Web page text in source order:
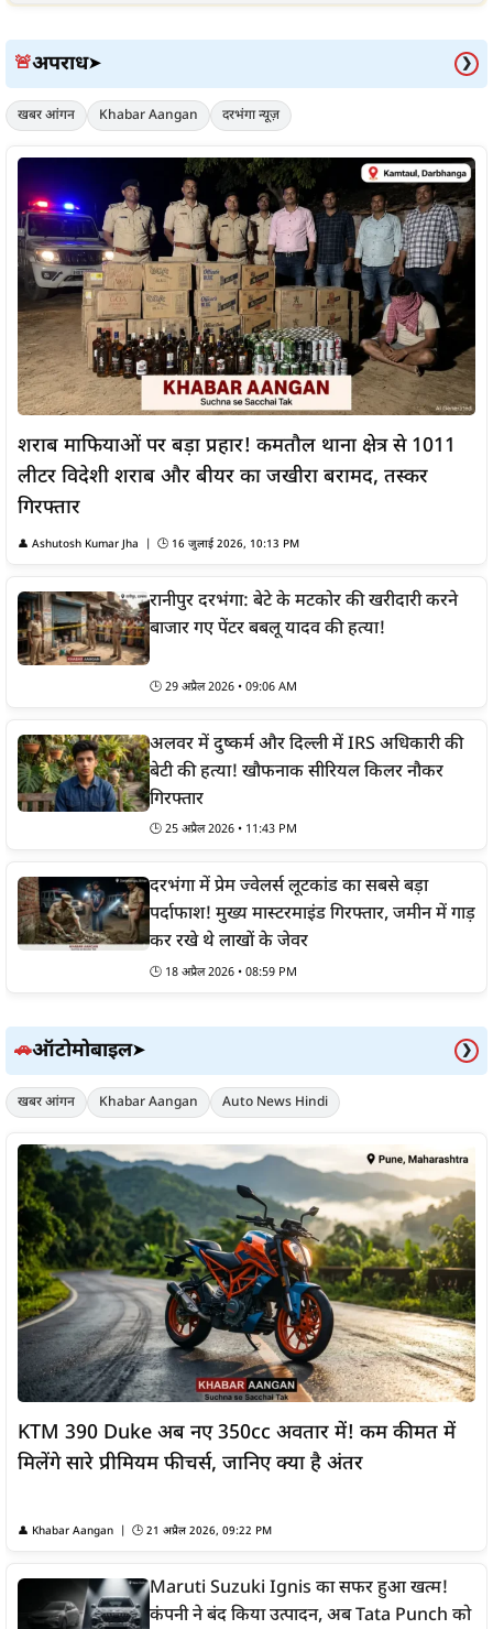
🚨अपराध➤ ❯
खबर आंगन Khabar Aangan दरभंगा न्यूज़
शराब माफियाओं पर बड़ा प्रहार! कमतौल थाना क्षेत्र से 1011
लीटर विदेशी शराब और बीयर का जखीरा बरामद, तस्कर
गिरफ्तार
👤 Ashutosh Kumar Jha | 🕒 16 जुलाई 2026, 10:13 PM
रानीपुर दरभंगा: बेटे के मटकोर की खरीदारी करने
बाजार गए पेंटर बबलू यादव की हत्या!
🕒 29 अप्रैल 2026 • 09:06 AM
अलवर में दुष्कर्म और दिल्ली में IRS अधिकारी की
बेटी की हत्या! खौफनाक सीरियल किलर नौकर
गिरफ्तार
🕒 25 अप्रैल 2026 • 11:43 PM
दरभंगा में प्रेम ज्वेलर्स लूटकांड का सबसे बड़ा
पर्दाफाश! मुख्य मास्टरमाइंड गिरफ्तार, जमीन में गाड़
कर रखे थे लाखों के जेवर
🕒 18 अप्रैल 2026 • 08:59 PM
🚗ऑटोमोबाइल➤ ❯
खबर आंगन Khabar Aangan Auto News Hindi
KTM 390 Duke अब नए 350cc अवतार में! कम कीमत में
मिलेंगे सारे प्रीमियम फीचर्स, जानिए क्या है अंतर
👤 Khabar Aangan | 🕒 21 अप्रैल 2026, 09:22 PM
Maruti Suzuki Ignis का सफर हुआ खत्म!
कंपनी ने बंद किया उत्पादन, अब Tata Punch को